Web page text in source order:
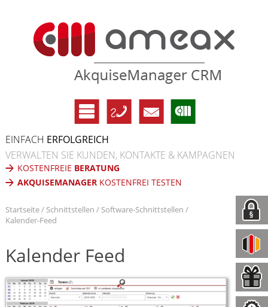
EINFACH ERFOLGREICH
VERWALTEN SIE KUNDEN, KONTAKTE & KAMPAGNEN
KOSTENFREIE BERATUNG
AKQUISEMANAGERKOSTENFREI TESTEN
Startseite Schnittstellen
Software-Schnittstellen
Kalender-Feed
Kalender Feed